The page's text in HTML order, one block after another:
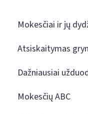
Mokesčiai ir jų
Atsiskaitymas
Dažniausiai
Mokesčių ABC